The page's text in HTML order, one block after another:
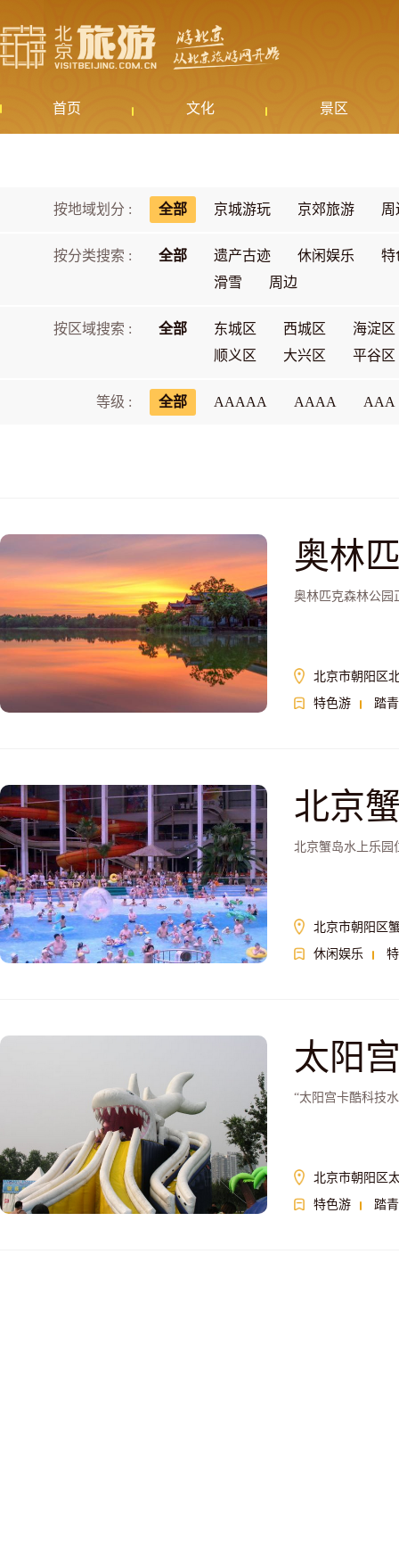
首页 文化 景区
按地域划分 : 全部 京城游玩 京郊旅游 周
按分类搜索 : 全部 遗产古迹 休闲娱乐
特
滑雪
周边
按区域搜索 : 全部 东城区 西城区
海淀区
顺义区
大兴区 平谷区
等级 : 全部 AAAAA AAAA AAA
奥林
奥林匹克森林公园
北京市朝阳区
特色游
踏青
北京
北京蟹岛水上乐园
北京市朝阳区
休闲娱乐
太阳
“太阳宫卡酷科技
北京市朝阳区
特色游
踏青